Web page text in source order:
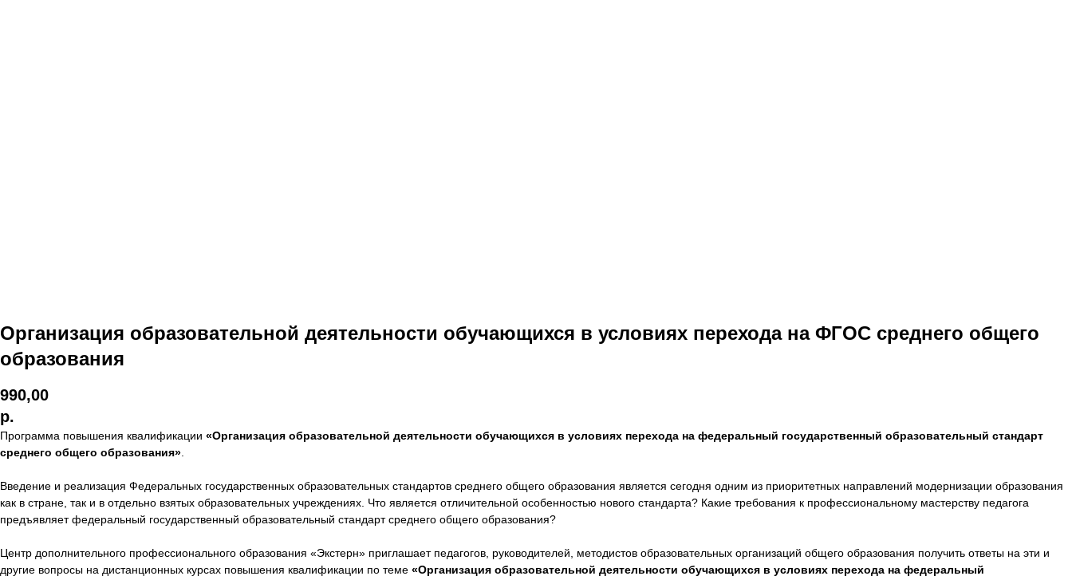
Организация образовательной деятельности обучающихся в условиях перехода на ФГОС среднего общего
образования
990,00
р.
Программа повышения квалификации «Организация образовательной деятельности обучающихся в условиях перехода на федеральный государственный образовательный стандарт
среднего общего образования»
Введение и реализация Федеральных государственных образовательных стандартов среднего общего образования является сегодня одним из приоритетных направлений модернизации образования
как в стране, так и в отдельно взятых образовательных учреждениях. Что является отличительной особенностью нового стандарта? Какие требования к профессиональному мастерству педагога
предъявляет федеральный государственный образовательный стандарт среднего общего образования?
Центр дополнительного профессионального образования «Экстерн» приглашает педагогов, руководителей, методистов образовательных организаций общего образования получить ответы на эти и
другие вопросы на дистанционных курсах повышения квалификации по теме «Организация образовательной деятельности обучающихся в условиях перехода на федеральный